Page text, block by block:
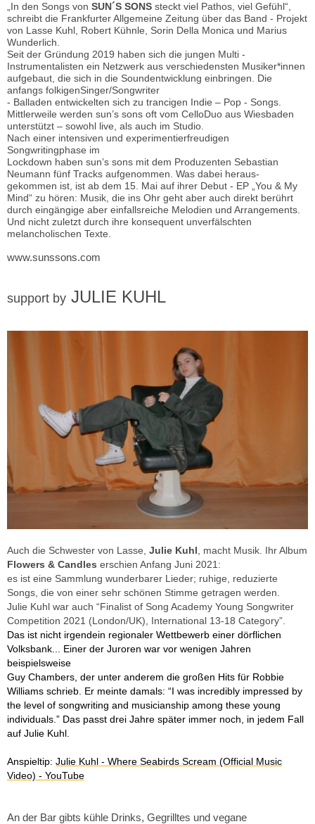
„In den Songs von SUN´S SONS steckt viel Pathos, viel Gefühl“,
schreibt die Frankfurter Allgemeine Zeitung über das Band - Projekt
von Lasse Kuhl, Robert Kühnle, Sorin Della Monica und Marius
Wunderlich.
Seit der Gründung 2019 haben sich die jungen Multi -
Instrumentalisten ein Netzwerk aus verschiedensten Musiker*innen
aufgebaut, die sich in die Soundentwicklung einbringen. Die
anfangs folkigenSinger/Songwriter
- Balladen entwickelten sich zu trancigen Indie – Pop - Songs.
Mittlerweile werden sun’s sons oft vom CelloDuo aus Wiesbaden
unterstützt – sowohl live, als auch im Studio.
Nach einer intensiven und experimentierfreudigen
Songwritingphase im
Lockdown haben sun’s sons mit dem Produzenten Sebastian
Neumann fünf Tracks aufgenommen. Was dabei heraus-
gekommen ist, ist ab dem 15. Mai auf ihrer Debut - EP „You & My
Mind“ zu hören: Musik, die ins Ohr geht aber auch direkt berührt
durch eingängige aber einfallsreiche Melodien und Arrangements.
Und nicht zuletzt durch ihre konsequent unverfälschten
melancholischen Texte.
www.sunssons.com
support by JULIE KUHL
Auch die Schwester von Lasse, Julie Kuhl , macht Musik. Ihr Album
Flowers & Candles erschien Anfang Juni 2021:
es ist eine Sammlung wunderbarer Lieder; ruhige, reduzierte
Songs, die von einer sehr schönen Stimme getragen werden.
Julie Kuhl war auch “Finalist of Song Academy Young Songwriter
Competition 2021 (London/UK), International 13-18 Category”.
Das ist nicht irgendein regionaler Wettbewerb einer dörflichen
Volksbank... Einer der Juroren war vor wenigen Jahren
beispielsweise
Guy Chambers, der unter anderem die großen Hits für Robbie
Williams schrieb. Er meinte damals: “I was incredibly impressed by
the level of songwriting and musicianship among these young
individuals.” Das passt drei Jahre später immer noch, in jedem Fall
auf Julie Kuhl.
Anspieltip: Julie Kuhl - Where Seabirds Scream (Official Music
Video) - YouTube
An der Bar gibts kühle Drinks, Gegrilltes und vegane